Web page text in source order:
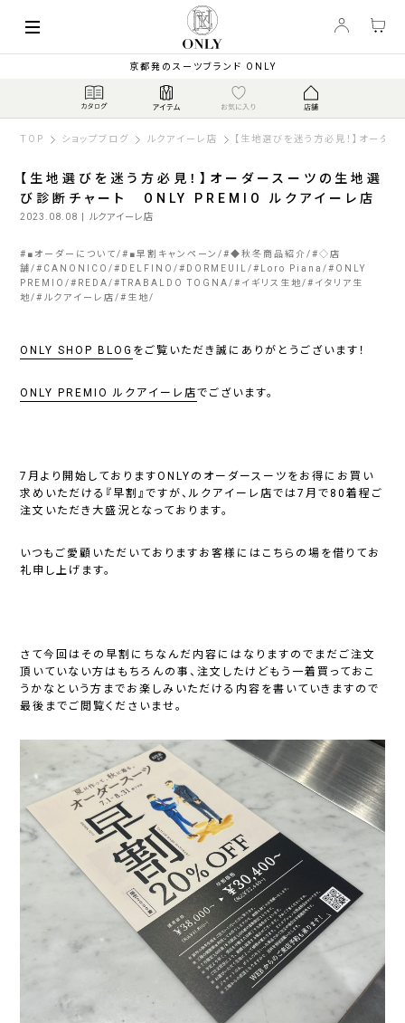
京都発のスーツブランド ONLY
TOP ショップブログ ルクアイーレ店 【生地選びを迷う方必見！】オー
【生地選びを迷う方必見！】オーダースーツの生地選
び診断チャート ONLY PREMIO ルクアイーレ店
2023.08.08 | ルクアイーレ店
# ■オーダーについて # ■早割キャンペーン #◆秋冬商品紹介 #◇店
舗 # CANONICO # DELFINO # DORMEUIL # Loro Piana # ONLY
PREMIO # REDA #TRABALDO TOGNA # イギリス生地 # イタリア生
地 # ルクアイーレ店 # 生地
ONLY SHOP BLOG をご覧いただき誠にありがとうございます！
ONLY PREMIO ルクアイーレ店でございます。
7月より開始しておりますONLYのオーダースーツをお得にお買い
求めいただける『早割』ですが、ルクアイーレ店では7月で80着程ご
注文いただき大盛況となっております。
いつもご愛顧いただいておりますお客様にはこちらの場を借りてお
礼申し上げます。
さて今回はその早割にちなんだ内容にはなりますのでまだご注文
頂いていない方はもちろんの事、注文したけどもう一着買っておこ
うかなという方までお楽しみいただける内容を書いていきますので
最後までご閲覧くださいませ。